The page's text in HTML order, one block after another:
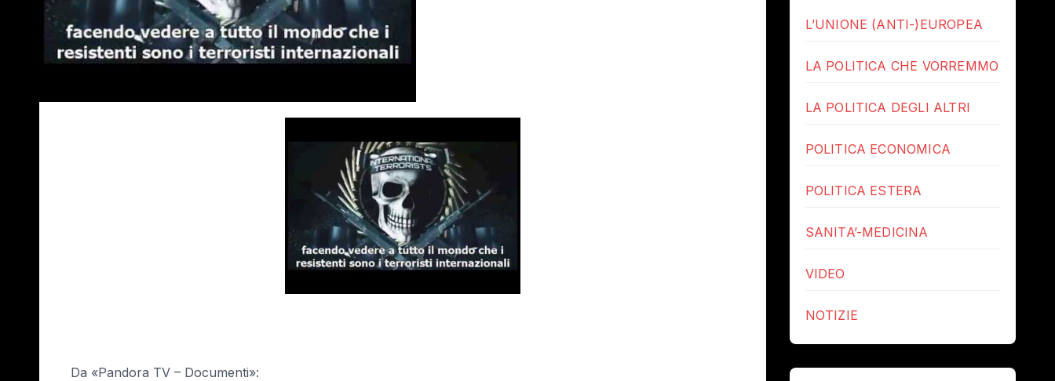
Da «Pandora TV – Documenti»:
L’UNIONE (ANTI-)EUROPEA
LA POLITICA CHE VORREMMO
LA POLITICA DEGLI ALTRI
POLITICA ECONOMICA
POLITICA ESTERA
SANITA’-MEDICINA
VIDEO
NOTIZIE